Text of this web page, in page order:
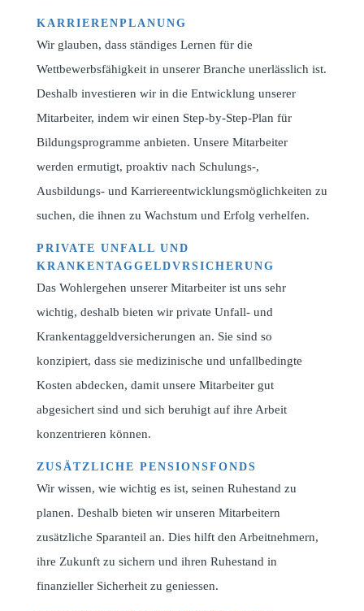
KARRIERENPLANUNG
Wir glauben, dass ständiges Lernen für die
Wettbewerbsfähigkeit in unserer Branche unerlässlich ist.
Deshalb investieren wir in die Entwicklung unserer
Mitarbeiter, indem wir einen Step-by-Step-Plan für
Bildungsprogramme anbieten. Unsere Mitarbeiter
werden ermutigt, proaktiv nach Schulungs-,
Ausbildungs- und Karriereentwicklungsmöglichkeiten zu
suchen, die ihnen zu Wachstum und Erfolg verhelfen.
PRIVATE UNFALL UND
KRANKENTAGGELDVRSICHERUNG
Das Wohlergehen unserer Mitarbeiter ist uns sehr
wichtig, deshalb bieten wir private Unfall- und
Krankentaggeldversicherungen an. Sie sind so
konzipiert, dass sie medizinische und unfallbedingte
Kosten abdecken, damit unsere Mitarbeiter gut
abgesichert sind und sich beruhigt auf ihre Arbeit
konzentrieren können.
ZUSÄTZLICHE PENSIONSFONDS
Wir wissen, wie wichtig es ist, seinen Ruhestand zu
planen. Deshalb bieten wir unseren Mitarbeitern
zusätzliche Sparanteil an. Dies hilft den Arbeitnehmern,
ihre Zukunft zu sichern und ihren Ruhestand in
finanzieller Sicherheit zu geniessen.